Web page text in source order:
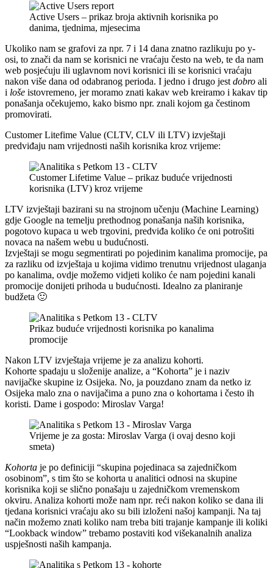
Active Users – prikaz broja aktivnih korisnika po
danima, tjednima, mjesecima
Ukoliko nam se grafovi za npr. 7 i 14 dana znatno razlikuju po y-
osi, to znači da nam se korisnici ne vraćaju često na web, te da nam
web posjećuju ili uglavnom novi korisnici ili se korisnici vraćaju
nakon više dana od odabranog perioda. I jedno i drugo jest dobro ali
i loše istovremeno, jer moramo znati kakav web kreiramo i kakav tip
ponašanja očekujemo, kako bismo npr. znali kojom ga čestinom
promovirati.
Customer Litefime Value (CLTV, CLV ili LTV) izvještaji
predviđaju nam vrijednosti naših korisnika kroz vrijeme:
Customer Lifetime Value – prikaz buduće vrijednosti
korisnika (LTV) kroz vrijeme
LTV izvještaji bazirani su na strojnom učenju (Machine Learning)
gdje Google na temelju prethodnog ponašanja naših korisnika,
pogotovo kupaca u web trgovini, predviđa koliko će oni potrošiti
novaca na našem webu u budućnosti.
Izvještaji se mogu segmentirati po pojedinim kanalima promocije, pa
za razliku od izvještaja u kojima vidimo trenutnu vrijednost ulaganja
po kanalima, ovdje možemo vidjeti koliko će nam pojedini kanali
promocije donijeti prihoda u budućnosti. Idealno za planiranje
budžeta 🙂
Prikaz buduće vrijednosti korisnika po kanalima
promocije
Nakon LTV izvještaja vrijeme je za analizu kohorti.
Kohorte spadaju u složenije analize, a “Kohorta” je i naziv
navijačke skupine iz Osijeka. No, ja pouzdano znam da netko iz
Osijeka malo zna o navijačima a puno zna o kohortama i često ih
koristi. Dame i gospodo: Miroslav Varga!
Vrijeme je za gosta: Miroslav Varga (i ovaj desno koji
smeta)
Kohorta je po definiciji “skupina pojedinaca sa zajedničkom
osobinom”, s tim što se kohorta u analitici odnosi na skupine
korisnika koji se slično ponašaju u zajedničkom vremenskom
okviru. Analiza kohorti može nam npr. reći nakon koliko se dana ili
tjedana korisnici vraćaju ako su bili izloženi našoj kampanji. Na taj
način možemo znati koliko nam treba biti trajanje kampanje ili koliki
“Lookback window” trebamo postaviti kod višekanalnih analiza
uspješnosti naših kampanja.